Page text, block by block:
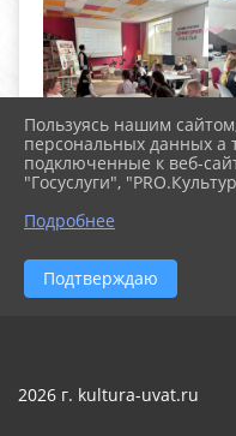
2026 г. kultura-uvat.ru
Пользуясь нашим
персональных данных а
подключенные к веб-
"Госуслуги",
Подробнее
Подтверждаю